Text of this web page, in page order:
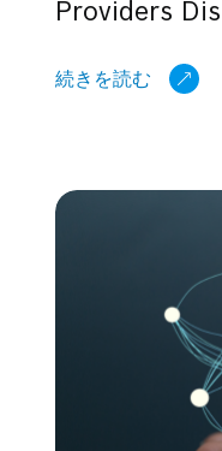
Providers
続きを読む